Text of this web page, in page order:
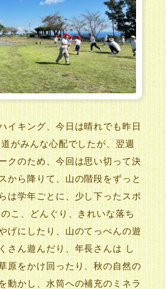
イキング、今日は晴れでも昨日
がみんな心配でしたが、翌週
クのため、今回は思い切って決
から降りて、山の階段をずっと
は学年ごとに、少し下ったスポ
こ、どんぐり、きれいな落ち
げにしたり、山のてっぺんの遊
さん遊んだり、年長さんは し
原をかけ回ったり、秋の自然の
動かし、水筒への補充のミネラ